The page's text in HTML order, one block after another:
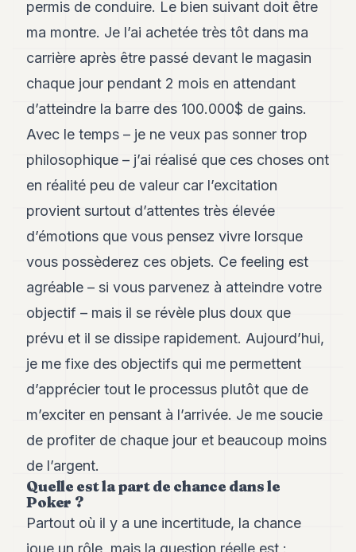
permis de conduire. Le bien suivant doit être
ma montre. Je l’ai achetée très tôt dans ma
carrière après être passé devant le magasin
chaque jour pendant 2 mois en attendant
d’atteindre la barre des 100.000$ de gains.
Avec le temps – je ne veux pas sonner trop
philosophique – j’ai réalisé que ces choses ont
en réalité peu de valeur car l’excitation
provient surtout d’attentes très élevée
d’émotions que vous pensez vivre lorsque
vous possèderez ces objets. Ce feeling est
agréable – si vous parvenez à atteindre votre
objectif – mais il se révèle plus doux que
prévu et il se dissipe rapidement. Aujourd’hui,
je me fixe des objectifs qui me permettent
d’apprécier tout le processus plutôt que de
m’exciter en pensant à l’arrivée. Je me soucie
de profiter de chaque jour et beaucoup moins
de l’argent.
Quelle est la part de chance dans le
Poker ?
Partout où il y a une incertitude, la chance
joue un rôle, mais la question réelle est :